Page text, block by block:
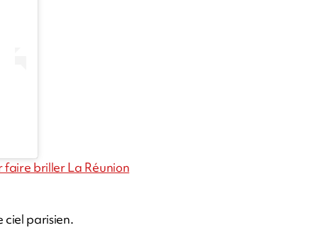
faire briller La Réunion
ciel parisien.